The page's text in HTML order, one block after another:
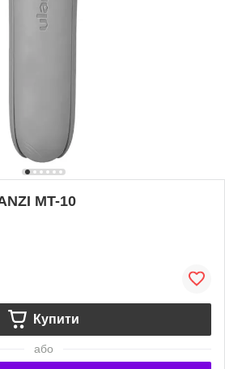
MT-10
Купити
або